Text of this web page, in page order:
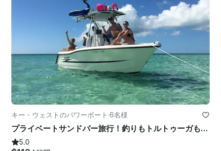
キー・ウェストのパワーボート ·6名様
プライベートサンドバー旅行！釣りもトルトゥーガもありません
5.0